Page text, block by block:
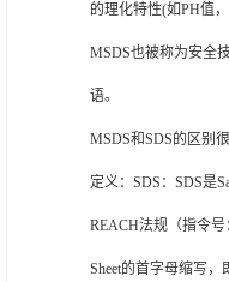
小企业证书
的理化特性(如PH值
MSDS也被称为安全
语。
MSDS和SDS的区别
定义：SDS：SDS是
REACH法规（指令号
Sheet的首字母缩写